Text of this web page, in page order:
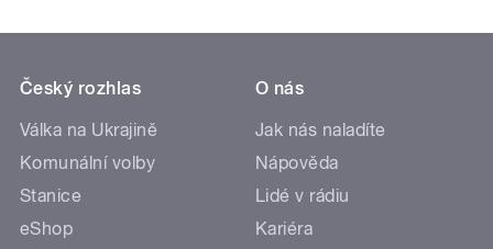
Český rozhlas
Válka na Ukrajině
Komunální volby
Stanice
eShop
O nás
Jak nás naladíte
Nápověda
Lidé v rádiu
Kariéra